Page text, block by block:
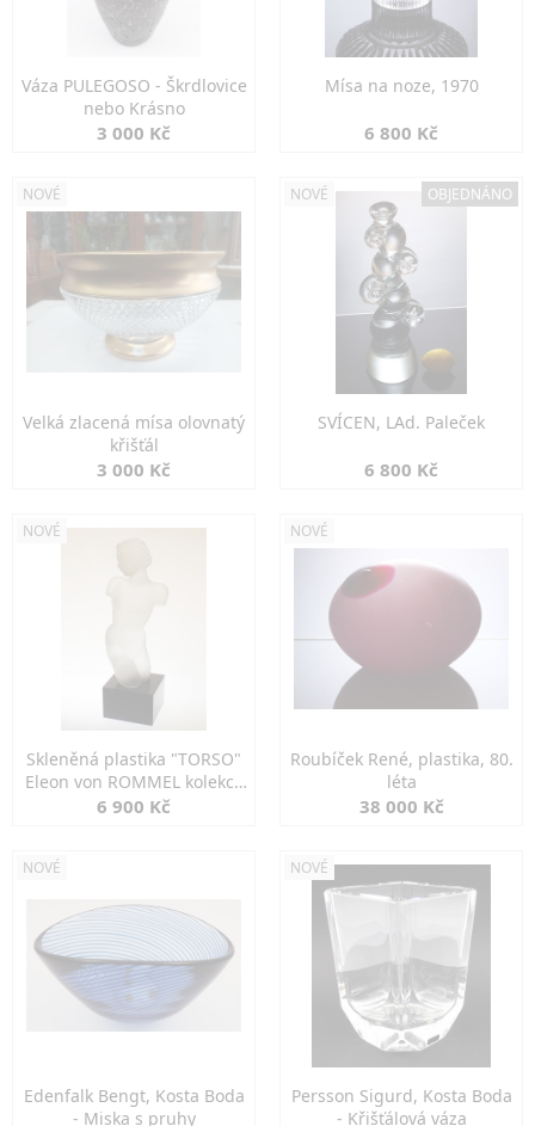
Váza PULEGOSO - Škrdlovice
nebo Krásno
3 000 Kč
Mísa na noze, 1970
6 800 Kč
NOVÉ
Velká zlacená mísa olovnatý
křišťál
3 000 Kč
NOVÉ OBJEDNÁNO
SVÍCEN, LAd. Paleček
6 800 Kč
NOVÉ
Skleněná plastika "TORSO"
Eleon von ROMMEL kolekce
INGRID
6 900 Kč
NOVÉ
Roubíček René, plastika, 80.
léta
38 000 Kč
NOVÉ
Edenfalk Bengt, Kosta Boda
- Miska s pruhy
NOVÉ
Persson Sigurd, Kosta Boda
- Křišťálová váza